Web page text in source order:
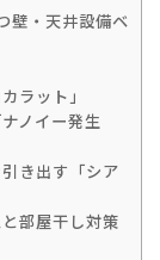
壁・天井設備ベ
ラット」
ノイー発生
き出す「シア
部屋干し対策